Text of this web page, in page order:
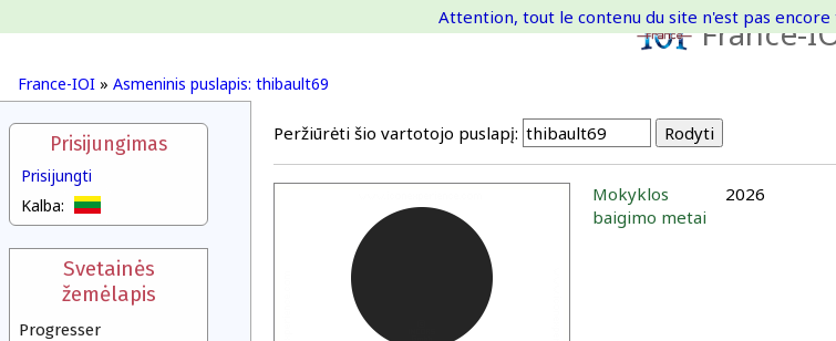
France-
France-IOI » Asmeninis puslapis: thibault69
Attention, tout le contenu du site n'est pas
Prisijungimas
Prisijungti
Kalba:
Svetainės
žemėlapis
Progresser
Peržiūrėti šio vartotojo puslapį:
Mokyklos
baigimo metai
2026